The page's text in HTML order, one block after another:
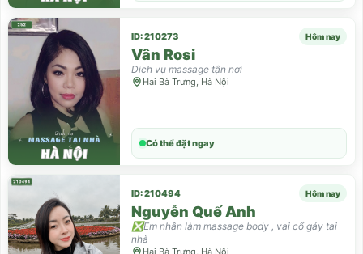
ID: 210273 Hôm nay
Vân Rosi
Dịch vụ massage tận nơi
Hai Bà Trưng, Hà Nội
Có thể đặt ngay
ID: 210494 Hôm nay
Nguyễn Quế Anh
❎Em nhận làm massage body , vai cổ gáy tại
nhà
Hai Bà Trưng, Hà Nội